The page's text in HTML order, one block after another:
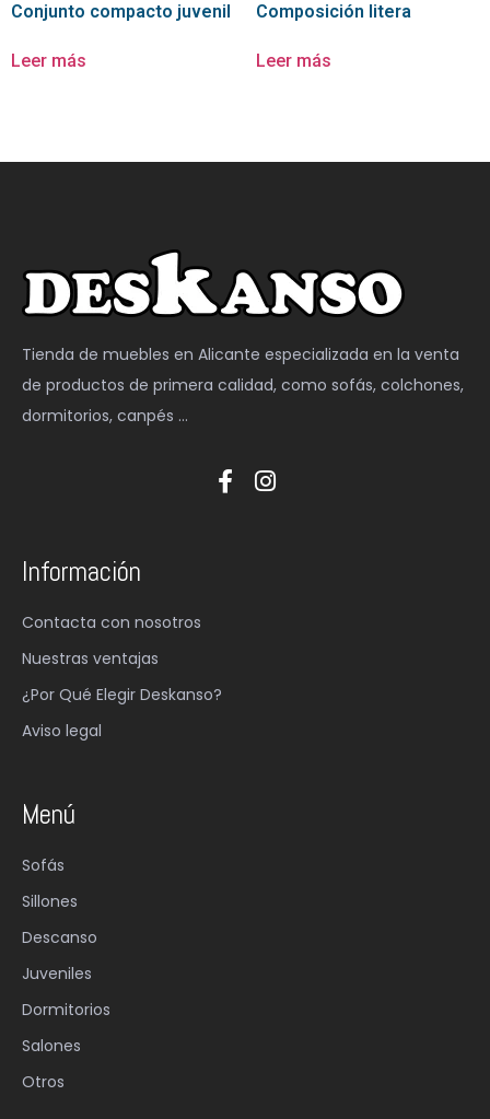
Conjunto compacto juvenil
Leer más
Composición litera
Leer más
Tienda de muebles en Alicante especializada en la venta
de productos de primera calidad, como sofás, colchones,
dormitorios, canpés …
Información
Contacta con nosotros
Nuestras ventajas
¿Por Qué Elegir Deskanso?
Aviso legal
Menú
Sofás
Sillones
Descanso
Juveniles
Dormitorios
Salones
Otros